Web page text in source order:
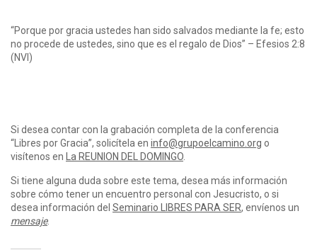
“Porque por gracia ustedes han sido salvados mediante la fe; esto
no procede de ustedes, sino que es el regalo de Dios” – Efesios 2:8
(NVI)
Si desea contar con la grabación completa de la conferencia
“Libres por Gracia”, solicítela en info@grupoelcamino.org o
visítenos en La REUNION DEL DOMINGO.
Si tiene alguna duda sobre este tema, desea más información
sobre cómo tener un encuentro personal con Jesucristo, o si
desea información del Seminario LIBRES PARA SER, envíenos un
mensaje.